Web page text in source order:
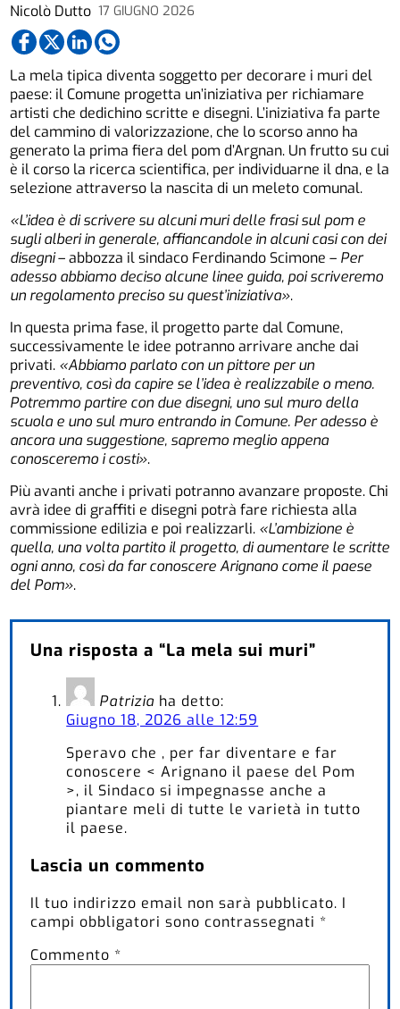
Nicolò Dutto 17 GIUGNO 2026
La mela tipica diventa soggetto per decorare i muri del
paese: il Comune progetta un’iniziativa per richiamare
artisti che dedichino scritte e disegni. L’iniziativa fa parte
del cammino di valorizzazione, che lo scorso anno ha
generato la prima fiera del pom d’Argnan. Un frutto su cui
è il corso la ricerca scientifica, per individuarne il dna, e la
selezione attraverso la nascita di un meleto comunal.
«L’idea è di scrivere su alcuni muri delle frasi sul pom e
sugli alberi in generale, affiancandole in alcuni casi con dei
disegni– abbozza il sindaco Ferdinando Scimone – Per
adesso abbiamo deciso alcune linee guida, poi scriveremo
un regolamento preciso su quest’iniziativa».
In questa prima fase, il progetto parte dal Comune,
successivamente le idee potranno arrivare anche dai
privati. «Abbiamo parlato con un pittore per un
preventivo, così da capire se l’idea è realizzabile o meno.
Potremmo partire con due disegni, uno sul muro della
scuola e uno sul muro entrando in Comune. Per adesso è
ancora una suggestione, sapremo meglio appena
conosceremo i costi».
Più avanti anche i privati potranno avanzare proposte. Chi
avrà idee di graffiti e disegni potrà fare richiesta alla
commissione edilizia e poi realizzarli. «L’ambizione è
quella, una volta partito il progetto, di aumentare le scritte
ogni anno, così da far conoscere Arignano come il paese
del Pom».
Una risposta a “La mela sui muri”
Patrizia ha detto:
Giugno 18, 2026 alle 12:59
Speravo che , per far diventare e far
conoscere < Arignano il paese del Pom
>, il Sindaco si impegnasse anche a
piantare meli di tutte le varietà in tutto
il paese.
Lascia un commento
Il tuo indirizzo email non sarà pubblicato. I
campi obbligatori sono contrassegnati *
Commento *